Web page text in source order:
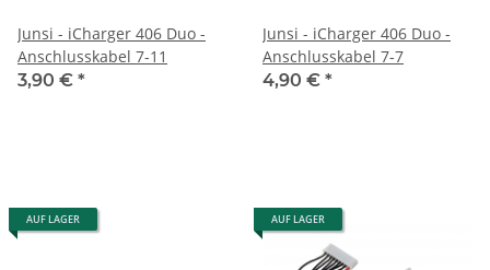
Junsi - iCharger 406 Duo -
Anschlusskabel 7-11
3,90 € *
Junsi - iCharger 406 Duo -
Anschlusskabel 7-7
4,90 € *
AUF LAGER AUF LAGER